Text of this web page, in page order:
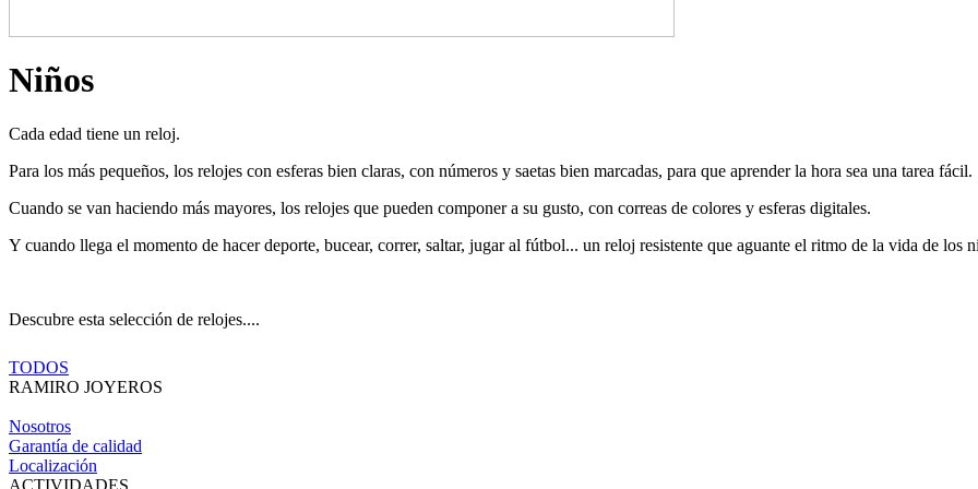
Niños
Cada edad tiene un reloj.
Para los más pequeños, los relojes con esferas bien claras, con números y saetas bien marcadas, para que aprender la hora sea una tarea fácil.
Cuando se van haciendo más mayores, los relojes que pueden componer a su gusto, con correas de colores y esferas digitales.
Y cuando llega el momento de hacer deporte, bucear, correr, saltar, jugar al fútbol... un reloj resistente que aguante el ritmo de la vida de los
Descubre esta selección de relojes....
TODOS
RAMIRO JOYEROS
Nosotros
Garantía de calidad
Localización
ACTIVIDADES